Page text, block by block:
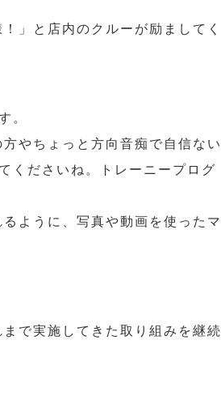
」と店内のクルーが励ましてく
。
やちょっと方向音痴で自信ない
くださいね。トレーニープログ
ように、写真や動画を使ったマ
で実施してきた取り組みを継続